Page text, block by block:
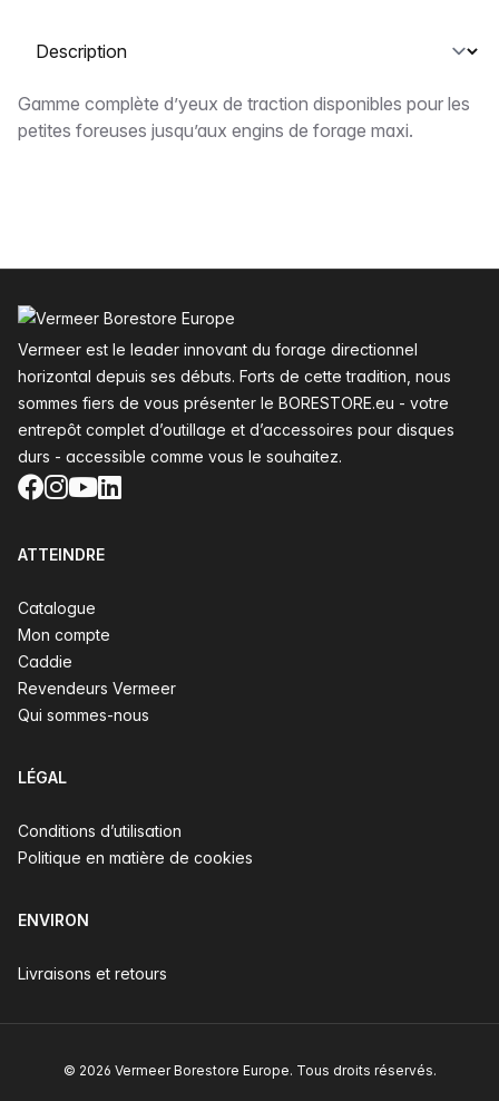
Sélectionnez un onglet
Description
Gamme complète d’yeux de traction disponibles pour les
petites foreuses jusqu’aux engins de forage maxi.
Vermeer est le leader innovant du forage directionnel
horizontal depuis ses débuts. Forts de cette tradition, nous
sommes fiers de vous présenter le BORESTORE.eu - votre
entrepôt complet d’outillage et d’accessoires pour disques
durs - accessible comme vous le souhaitez.
Facebook
Instagram
YouTube
LinkedIn
ATTEINDRE
Catalogue
Mon compte
Caddie
Revendeurs Vermeer
Qui sommes-nous
LÉGAL
Conditions d’utilisation
Politique en matière de cookies
ENVIRON
Livraisons et retours
© 2026 Vermeer Borestore Europe. Tous droits réservés.